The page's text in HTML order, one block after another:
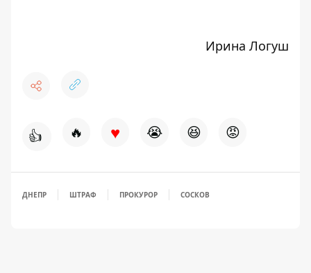
Ирина Логуш
👍 🔥 ♥ 😭 😆 😡
ДНЕПР ШТРАФ ПРОКУРОР СОСКОВ